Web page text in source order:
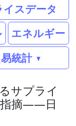
イスデータ
エネルギー
統計
サプライ
指摘――日